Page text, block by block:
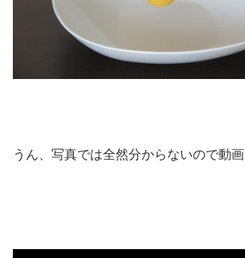
うん、写真では全然分からないので動画